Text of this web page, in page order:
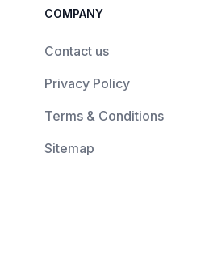
COMPANY
Contact us
Privacy Policy
Terms & Conditions
Sitemap